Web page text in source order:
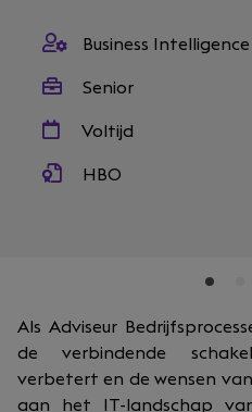
Business
Senior
Voltijd
HBO
Als Adviseur
de verbindende
verbetert en de wensen
aan het IT-landschap